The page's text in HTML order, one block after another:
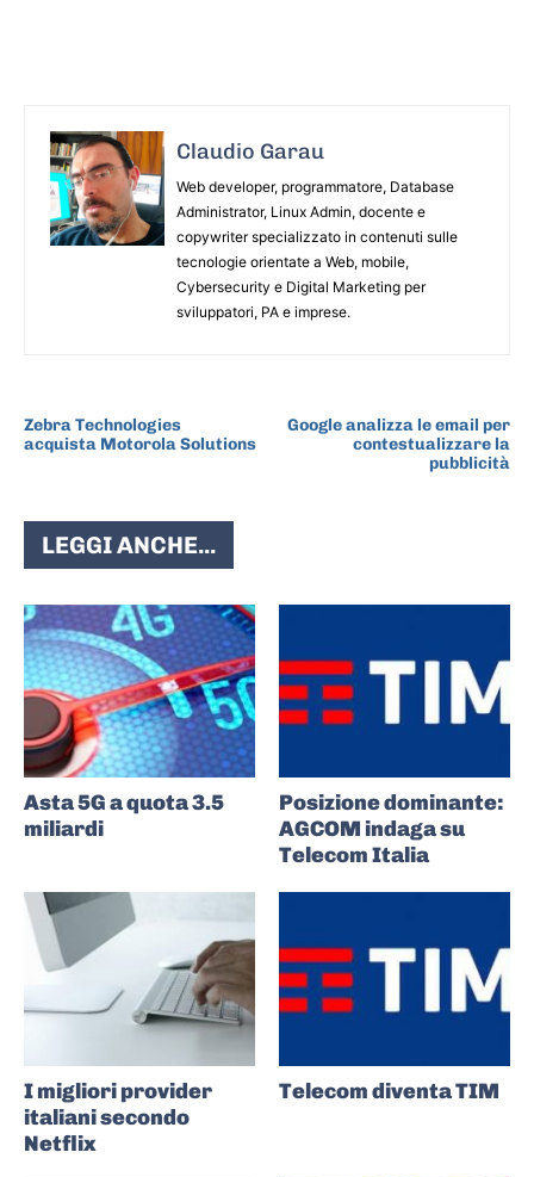
Claudio Garau
Web developer, programmatore, Database
Administrator, Linux Admin, docente e
copywriter specializzato in contenuti sulle
tecnologie orientate a Web, mobile,
Cybersecurity e Digital Marketing per
sviluppatori, PA e imprese.
Zebra Technologies
acquista Motorola Solutions
Google analizza le email per
contestualizzare la
pubblicità
LEGGI ANCHE...
Asta 5G a quota 3.5
miliardi
Posizione dominante:
AGCOM indaga su
Telecom Italia
I migliori provider
italiani secondo
Netflix
Telecom diventa TIM